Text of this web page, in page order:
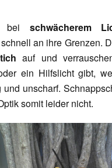
bei schwächerem
an ihre Grenzen.
auf und
ein Hilfslicht gibt,
und unscharf.
somit leider nicht.